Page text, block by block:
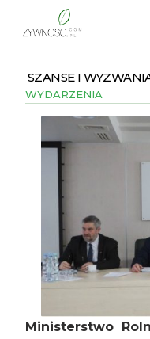
SZANSE I
WYDARZENIA
Ministerstwo